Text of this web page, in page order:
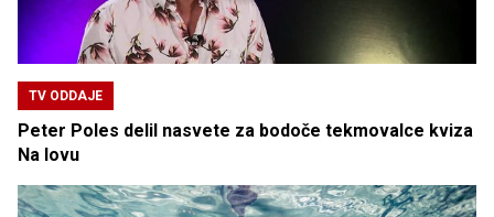
TV ODDAJE
Peter Poles delil nasvete za bodoče tekmovalce kviza
Na lovu